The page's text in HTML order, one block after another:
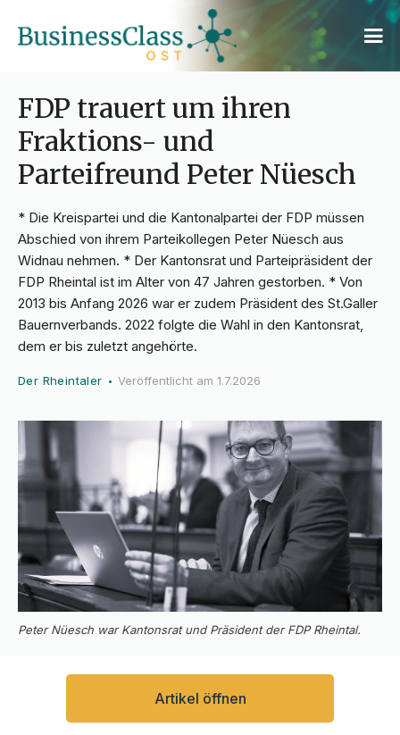
FDP trauert um ihren
Fraktions- und
Parteifreund Peter Nüesch
* Die Kreispartei und die Kantonalpartei der FDP müssen
Abschied von ihrem Parteikollegen Peter Nüesch aus
Widnau nehmen. * Der Kantonsrat und Parteipräsident der
FDP Rheintal ist im Alter von 47 Jahren gestorben. * Von
2013 bis Anfang 2026 war er zudem Präsident des St.Galler
Bauernverbands. 2022 folgte die Wahl in den Kantonsrat,
dem er bis zuletzt angehörte.
Der Rheintaler • Veröffentlicht am 1.7.2026
Peter Nüesch war Kantonsrat und Präsident der FDP Rheintal.
Artikel öffnen